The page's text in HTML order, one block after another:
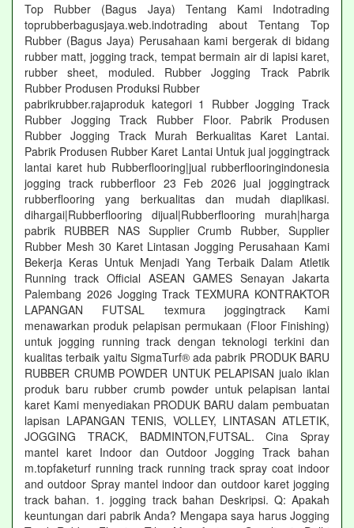
Top Rubber (Bagus Jaya) Tentang Kami Indotrading
toprubberbagusjaya.web.indotrading about Tentang Top
Rubber (Bagus Jaya) Perusahaan kami bergerak di bidang
rubber matt, jogging track, tempat bermain air di lapisi karet,
rubber sheet, moduled. Rubber Jogging Track Pabrik
Rubber Produsen Produksi Rubber
pabrikrubber.rajaproduk kategori 1 Rubber Jogging Track
Rubber Jogging Track Rubber Floor. Pabrik Produsen
Rubber Jogging Track Murah Berkualitas Karet Lantai.
Pabrik Produsen Rubber Karet Lantai Untuk jual joggingtrack
lantai karet hub Rubberflooring|jual rubberflooringindonesia
jogging track rubberfloor 23 Feb 2026 jual joggingtrack
rubberflooring yang berkualitas dan mudah diaplikasi.
dihargai|Rubberflooring dijual|Rubberflooring murah|harga
pabrik RUBBER NAS Supplier Crumb Rubber, Supplier
Rubber Mesh 30 Karet Lintasan Jogging Perusahaan Kami
Bekerja Keras Untuk Menjadi Yang Terbaik Dalam Atletik
Running track Official ASEAN GAMES Senayan Jakarta
Palembang 2026 Jogging Track TEXMURA KONTRAKTOR
LAPANGAN FUTSAL texmura joggingtrack Kami
menawarkan produk pelapisan permukaan (Floor Finishing)
untuk jogging running track dengan teknologi terkini dan
kualitas terbaik yaitu SigmaTurf® ada pabrik PRODUK BARU
RUBBER CRUMB POWDER UNTUK PELAPISAN jualo iklan
produk baru rubber crumb powder untuk pelapisan lantai
karet Kami menyediakan PRODUK BARU dalam pembuatan
lapisan LAPANGAN TENIS, VOLLEY, LINTASAN ATLETIK,
JOGGING TRACK, BADMINTON,FUTSAL. Cina Spray
mantel karet Indoor dan Outdoor Jogging Track bahan
m.topfaketurf running track running track spray coat indoor
and outdoor Spray mantel indoor dan outdoor karet jogging
track bahan. 1. jogging track bahan Deskripsi. Q: Apakah
keuntungan dari pabrik Anda? Mengapa saya harus Jogging